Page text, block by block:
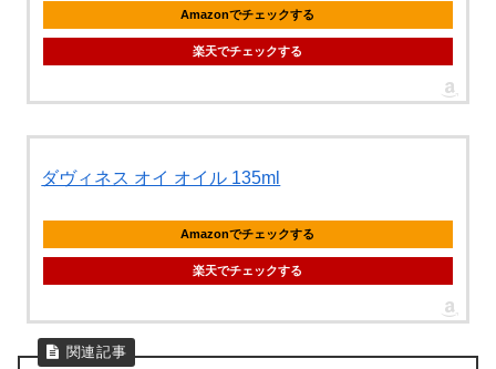
Amazonでチェックする
楽天でチェックする
ダヴィネス オイ オイル 135ml
Amazonでチェックする
楽天でチェックする